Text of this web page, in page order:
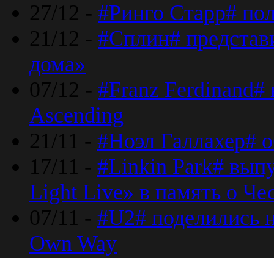
27/12 - #Ринго Старр#
21/12 - #Сплин#
дома»
07/12 - #Franz
Ascending
21/11 - #Ноэл Галлахер#
17/11 - #Linkin Park#
Light Live» в память о
07/11 - #U2#
Own Way